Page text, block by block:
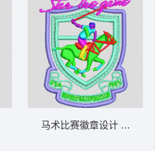
章仔 马术比赛徽章设计 保罗